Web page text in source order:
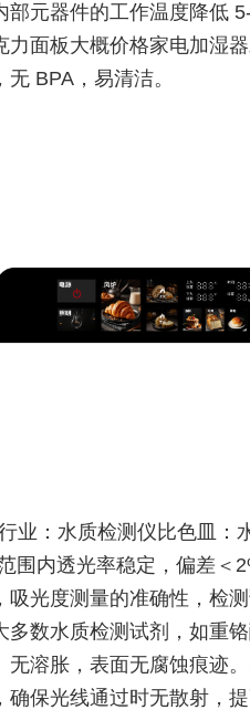
部元器件的工作温度降低
力面板大概价格家电加湿
BPA，易清洁。
业：水质检测仪比色皿：
围内透光率稳定，偏差＜
吸光度测量的准确性，检
多数水质检测试剂，如重
无溶胀，表面无腐蚀痕迹
确保光线通过时无散射，